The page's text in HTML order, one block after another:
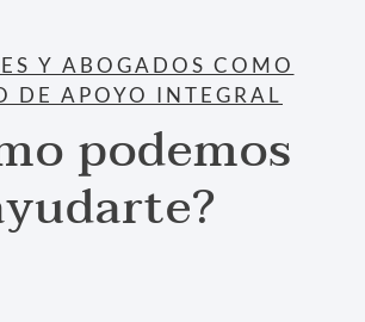
Y ABOGADOS COMO
DE APOYO INTEGRAL
podemos